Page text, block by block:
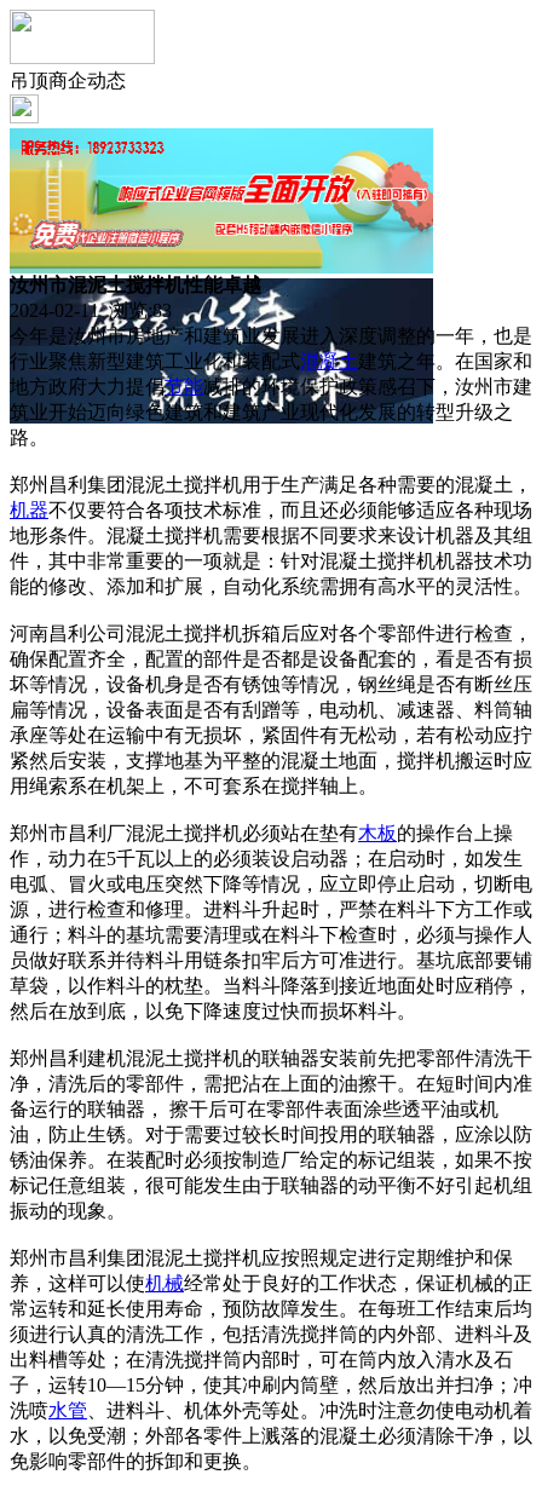
吊顶商企动态
汝州市混泥土搅拌机性能卓越
2024-02-11 浏览:83
今年是汝州市房地产和建筑业发展进入深度调整的一年，也是
行业聚焦新型建筑工业化和装配式混凝土建筑之年。在国家和
地方政府大力提倡节能减排的环境保护政策感召下，汝州市建
筑业开始迈向绿色建筑和建筑产业现代化发展的转型升级之
路。
郑州昌利集团混泥土搅拌机用于生产满足各种需要的混凝土，
机器不仅要符合各项技术标准，而且还必须能够适应各种现场
地形条件。混凝土搅拌机需要根据不同要求来设计机器及其组
件，其中非常重要的一项就是：针对混凝土搅拌机机器技术功
能的修改、添加和扩展，自动化系统需拥有高水平的灵活性。
河南昌利公司混泥土搅拌机拆箱后应对各个零部件进行检查，
确保配置齐全，配置的部件是否都是设备配套的，看是否有损
坏等情况，设备机身是否有锈蚀等情况，钢丝绳是否有断丝压
扁等情况，设备表面是否有刮蹭等，电动机、减速器、料筒轴
承座等处在运输中有无损坏，紧固件有无松动，若有松动应拧
紧然后安装，支撑地基为平整的混凝土地面，搅拌机搬运时应
用绳索系在机架上，不可套系在搅拌轴上。
郑州市昌利厂混泥土搅拌机必须站在垫有木板的操作台上操
作，动力在5千瓦以上的必须装设启动器；在启动时，如发生
电弧、冒火或电压突然下降等情况，应立即停止启动，切断电
源，进行检查和修理。进料斗升起时，严禁在料斗下方工作或
通行；料斗的基坑需要清理或在料斗下检查时，必须与操作人
员做好联系并待料斗用链条扣牢后方可准进行。基坑底部要铺
草袋，以作料斗的枕垫。当料斗降落到接近地面处时应稍停，
然后在放到底，以免下降速度过快而损坏料斗。
郑州昌利建机混泥土搅拌机的联轴器安装前先把零部件清洗干
净，清洗后的零部件，需把沾在上面的油擦干。在短时间内准
备运行的联轴器， 擦干后可在零部件表面涂些透平油或机
油，防止生锈。对于需要过较长时间投用的联轴器，应涂以防
锈油保养。在装配时必须按制造厂给定的标记组装，如果不按
标记任意组装，很可能发生由于联轴器的动平衡不好引起机组
振动的现象。
郑州市昌利集团混泥土搅拌机应按照规定进行定期维护和保
养，这样可以使机械经常处于良好的工作状态，保证机械的正
常运转和延长使用寿命，预防故障发生。在每班工作结束后均
须进行认真的清洗工作，包括清洗搅拌筒的内外部、进料斗及
出料槽等处；在清洗搅拌筒内部时，可在筒内放入清水及石
子，运转10—15分钟，使其冲刷内筒壁，然后放出并扫净；冲
洗喷水管 、进料斗、机体外壳等处。冲洗时注意勿使电动机着
水，以免受潮；外部各零件上溅落的混凝土必须清除干净，以
免影响零部件的拆卸和更换。